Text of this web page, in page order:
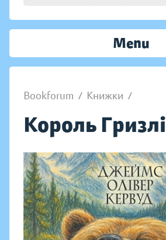
Menu
Bookforum / Книжки /
Король Гризлі